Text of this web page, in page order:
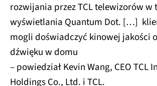
rozwijania przez TCL telewizorów w
wyświetlania Quantum Dot. […]
mogli doświadczyć kinowej jakości
dźwięku w domu
– powiedział Kevin Wang, CEO TCL
Holdings Co., Ltd. i TCL.